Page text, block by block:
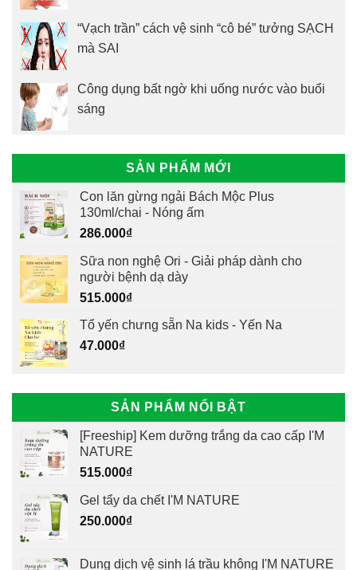
“Vạch trần” cách vệ sinh “cô bé” tưởng SẠCH
mà SAI
Công dụng bất ngờ khi uống nước vào buổi
sáng
SẢN PHẨM MỚI
Con lăn gừng ngải Bách Mộc Plus
130ml/chai - Nóng ấm
286.000₫
Sữa non nghệ Ori - Giải pháp dành cho
người bệnh dạ dày
515.000₫
Tổ yến chưng sẵn Na kids - Yến Na
47.000₫
SẢN PHẨM NỔI BẬT
[Freeship] Kem dưỡng trắng da cao cấp I'M
NATURE
515.000₫
Gel tẩy da chết I'M NATURE
250.000₫
Dung dịch vệ sinh lá trầu không I'M NATURE